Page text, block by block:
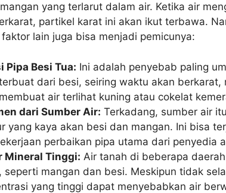
yang terlarut dalam air. Ketika air
partikel karat ini akan ikut terbawa.
lain juga bisa menjadi pemicunya:
Pipa Besi Tua: Ini adalah penyebab paling
dari besi, seiring waktu akan berkarat,
air terlihat kuning atau cokelat
dari Sumber Air: Terkadang, sumber air
yang kaya akan besi dan mangan. Ini bisa
perbaikan pipa utama dari penyedia
Mineral Tinggi: Air tanah di beberapa
seperti mangan dan besi. Meskipun tidak
yang tinggi dapat menyebabkan air